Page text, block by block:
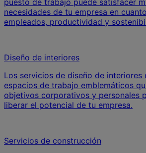
puesto de trabajo puede satisfacer
necesidades de tu empresa en
empleados, productividad y
Diseño de interiores
Los servicios de diseño de interiores
espacios de trabajo emblemáticos
objetivos corporativos y personales
liberar el potencial de tu empresa.
Servicios de construcción